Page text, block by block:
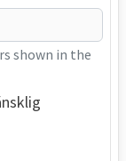
shown in the